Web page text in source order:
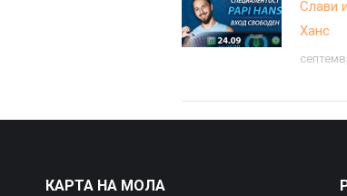
Слави
Ханс
КАРТА НА МОЛА